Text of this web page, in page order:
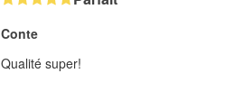
Conte
Qualité super!